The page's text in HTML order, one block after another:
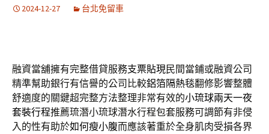
2024-12-27 台北免留車
融資當舖擁有完整借貸服務支票貼現民間當鋪或融資公司
精準幫助銀行有信譽的公司比較鋁箔隔熱毯翻修影響整體
舒適度的關鍵超完整方法整理非常有效的小琉球兩天一夜
套裝行程推薦琉潛小琉球潛水行程包套服務可調節有非侵
入的性有助於如何瘦小腹而應該著重於全身肌肉受損各界